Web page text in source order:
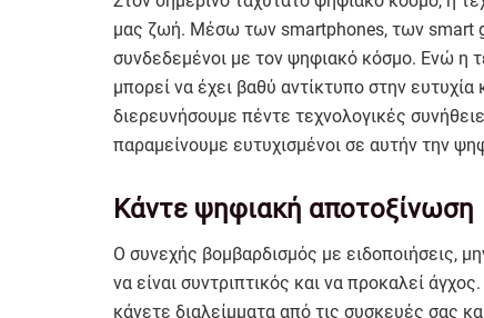
μας ζωή. Μέσω των smartphones, των smart
συνδεδεμένοι με τον ψηφιακό κόσμο. Ενώ η
μπορεί να έχει βαθύ αντίκτυπο στην
διερευνήσουμε πέντε τεχνολογικές
παραμείνουμε ευτυχισμένοι σε αυτήν την
Κάντε ψηφιακή αποτοξίνωση
Ο συνεχής βομβαρδισμός με ειδοποιήσεις,
να είναι συντριπτικός και να προκαλεί
κάνετε διαλείμματα από τις συσκευές σας